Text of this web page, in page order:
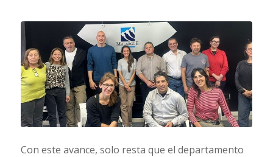
Con este avance, solo resta que el departamento